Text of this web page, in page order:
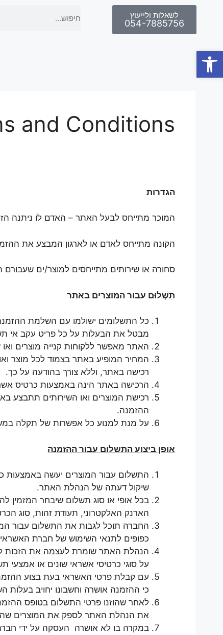
לשאלות ולייעוץ
054-7885756
and Conditions
הגדרות
המוכר מתייחס לבעל האתר – האדם לו ניתנה
הקונה מתייחס לאדם או לארגון המבצע את
סחורה או שירותים מתייחסים למוצר/ים
תַשְׁלוּם עבור המוצרים באתר
כל התשלומים ישולמו עם השלמת
מבטל את הבעלות על כל פריט עקב אי
האתר מאפשר ללקוחות קנייה מוצרים
המחיר המופיע באתר בצמוד לכל מוצר
רכישה באתר, וללא צורך בהודעה על כך.
הרכישה באתר הינה באמצעות כרטיס
רכישת המוצרים ואו השירותים תתבצע
ההזמנה.
על מנת למנוע כל אפשרות של תקלה
אופן ביצוע התשלום עבור ההזמנה
התשלום עבור המוצרים יעשה באמצעות
שיקול דעתה של הנהלת האתר.
בכל אופי או סוג תשלום שיבחר
הארנק האלקטרוני, תעודת זהות, סוג
החברה תוכל לגבות את התשלום עבור
כפופים לתנאי השימוש של חברת
הנהלת האתר שומרת לעצמה את הזכות
על סוגי כרטיסי אשראי שונים או
עם קבלת פרטי האשראי בעת בצוע
כי ההזמנה אושרה וחשבונו יחויב בעלות
לאחר שהוזנו פרטי התשלום בטופס
את הנהלת האתר לספק את המוצרים
במקרה בו לא אושרה העסקה על ידי
פתח סרגל נגישות